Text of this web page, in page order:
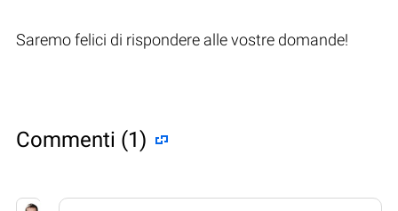
Saremo felici di rispondere alle vostre domande!
Commenti (1)